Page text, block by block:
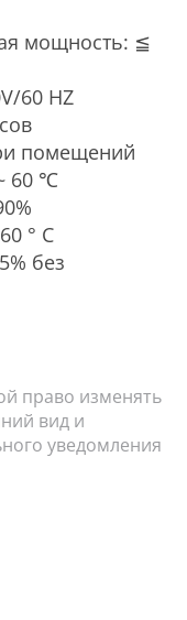
мощность: ≦
60 HZ
помещений
60 ℃
° C
без
право изменять
вид и
уведомления